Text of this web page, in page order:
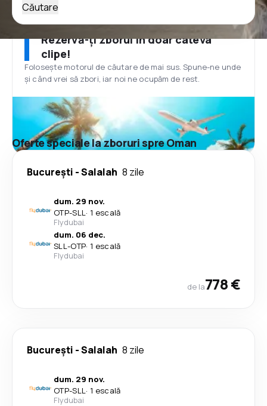
Căutare
Rezervă-ți zborul în doar câteva
clipe!
Folosește motorul de căutare de mai sus. Spune-ne unde
și când vrei să zbori, iar noi ne ocupăm de rest.
Oferte speciale la zboruri spre Oman
București -Salalah 8 zile
dum. 29 nov.
OTP-SLL· 1 escală
Flydubai
dum. 06 dec.
SLL-OTP· 1 escală
Flydubai
de la778 €
București -Salalah 8 zile
dum. 29 nov.
OTP-SLL· 1 escală
Flydubai